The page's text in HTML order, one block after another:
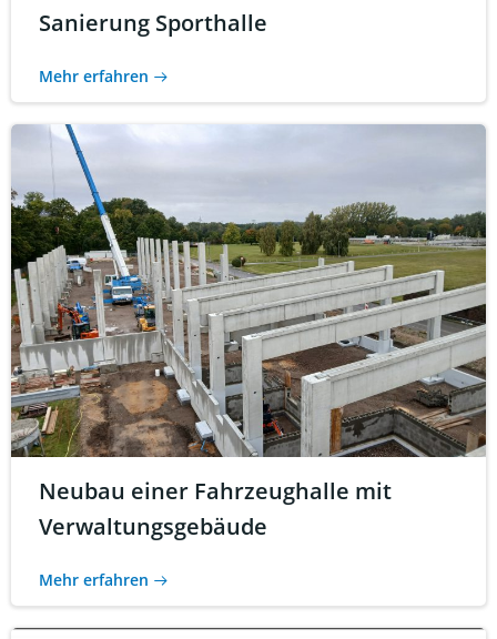
Sanierung Sporthalle
Mehr erfahren
Neubau einer Fahrzeughalle mit
Verwaltungsgebäude
Mehr erfahren